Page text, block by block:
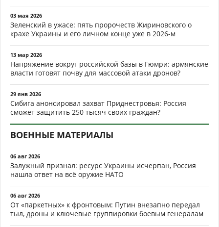
03 мая 2026
Зеленский в ужасе: пять пророчеств Жириновского о
крахе Украины и его личном конце уже в 2026-м
13 мар 2026
Напряжение вокруг российской базы в Гюмри: армянские
власти готовят почву для массовой атаки дронов?
29 янв 2026
Сибига анонсировал захват Приднестровья: Россия
сможет защитить 250 тысяч своих граждан?
ВОЕННЫЕ МАТЕРИАЛЫ
06 авг 2026
Залужный признал: ресурс Украины исчерпан, Россия
нашла ответ на всё оружие НАТО
06 авг 2026
От «паркетных» к фронтовым: Путин внезапно передал
тыл, дроны и ключевые группировки боевым генералам